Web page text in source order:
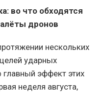
во что обходятся
дронов
нескольких
ударных
эффект этих
неделя августа,